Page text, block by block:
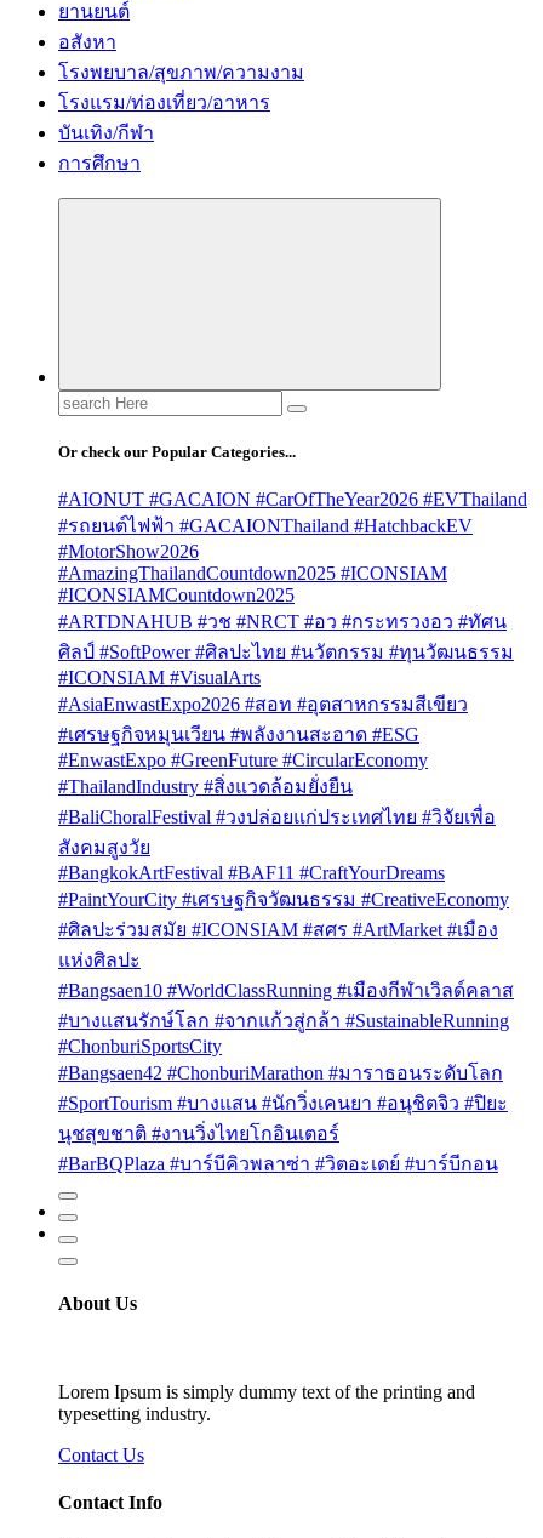
ยานยนต์
อสังหา
โรงพยบาล/สุขภาพ/ความงาม
โรงแรม/ท่องเที่ยว/อาหาร
บันเทิง/กีฬา
การศึกษา
Search
for:
Or check our Popular Categories...
#AIONUT #GACAION #CarOfTheYear2026 #EVThailand
#รถยนต์ไฟฟ้า #GACAIONThailand #HatchbackEV
#MotorShow2026
#AmazingThailandCountdown2025 #ICONSIAM
#ICONSIAMCountdown2025
#ARTDNAHUB #วช #NRCT #อว #กระทรวงอว #ทัศน
ศิลป์ #SoftPower #ศิลปะไทย #นวัตกรรม #ทุนวัฒนธรรม
#ICONSIAM #VisualArts
#AsiaEnwastExpo2026 #สอท #อุตสาหกรรมสีเขียว
#เศรษฐกิจหมุนเวียน #พลังงานสะอาด #ESG
#EnwastExpo #GreenFuture #CircularEconomy
#ThailandIndustry #สิ่งแวดล้อมยั่งยืน
#BaliChoralFestival #วงปล่อยแก่ประเทศไทย #วิจัยเพื่อ
สังคมสูงวัย
#BangkokArtFestival #BAF11 #CraftYourDreams
#PaintYourCity #เศรษฐกิจวัฒนธรรม #CreativeEconomy
#ศิลปะร่วมสมัย #ICONSIAM #สศร #ArtMarket #เมือง
แห่งศิลปะ
#Bangsaen10 #WorldClassRunning #เมืองกีฬาเวิลด์คลาส
#บางแสนรักษ์โลก #จากแก้วสู่กล้า #SustainableRunning
#ChonburiSportsCity
#Bangsaen42 #ChonburiMarathon #มาราธอนระดับโลก
#SportTourism #บางแสน #นักวิ่งเคนยา #อนุชิตจิว #ปิยะ
นุชสุขชาติ #งานวิ่งไทยโกอินเตอร์
#BarBQPlaza #บาร์บีคิวพลาซ่า #วิตอะเดย์ #บาร์บีกอน
About Us
Lorem Ipsum is simply dummy text of the printing and
typesetting industry.
Contact Us
Contact Info